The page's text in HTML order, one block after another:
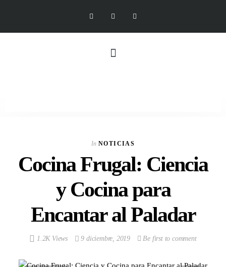
In NOTICIAS
Cocina Frugal: Ciencia
y Cocina para
Encantar al Paladar
1.2K Views 9 diciembre, 2019 Be first to comment